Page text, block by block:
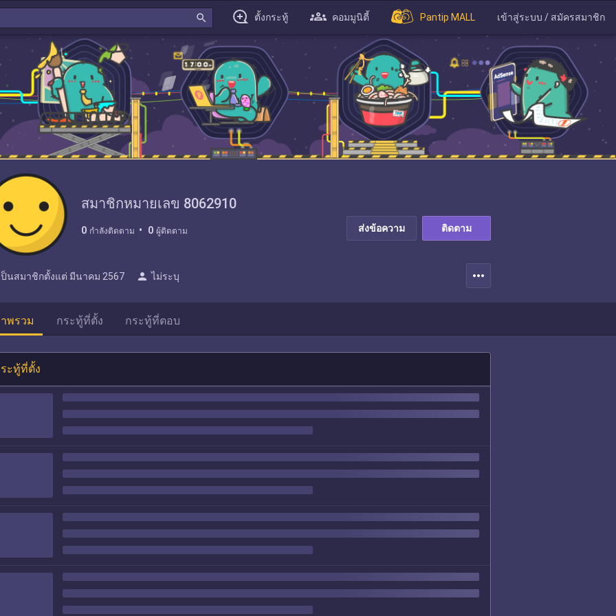
search ตั้งกระทู้ คอมมูนิตี้ Pantip MALL เข้าสู่ระบบ / สมัครสมาชิก
สมาชิกหมายเลข 8062910
0 กำลังติดตาม 0 ผู้ติดตาม ส่งข้อความ ติดตาม
ป็นสมาชิกตั้งแต่ มีนาคม 2567 person ไม่ระบุ more_horiz
พรวม กระทู้ที่ตั้ง กระทู้ที่ตอบ
ะทู้ที่ตั้ง